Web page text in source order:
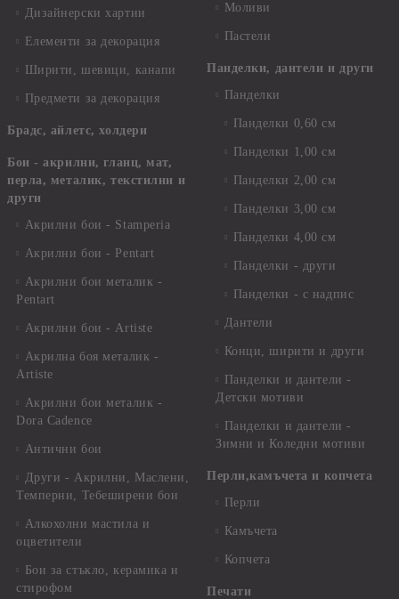
Дизайнерски хартии
Елементи за декорация
Ширити, шевици, канапи
Предмети за декорация
Брадс, айлетс, холдери
Бои - акрилни, гланц, мат,
перла, металик, текстилни и
други
Акрилни бои - Stamperia
Акрилни бои - Pentart
Акрилни бои металик -
Pentart
Акрилни бои - Artiste
Акрилна боя металик -
Artiste
Акрилни бои металик -
Dora Cadence
Антични бои
Други - Акрилни, Маслени,
Темперни, Тебеширени бои
Алкохолни мастила и
оцветители
Бои за стъкло, керамика и
стирофом
Моливи
Пастели
Панделки, дантели и други
Панделки
Панделки 0,60 см
Панделки 1,00 см
Панделки 2,00 см
Панделки 3,00 см
Панделки 4,00 см
Панделки - други
Панделки - с надпис
Дантели
Конци, ширити и други
Панделки и дантели -
Детски мотиви
Панделки и дантели -
Зимни и Коледни мотиви
Перли,камъчета и копчета
Перли
Камъчета
Копчета
Печати